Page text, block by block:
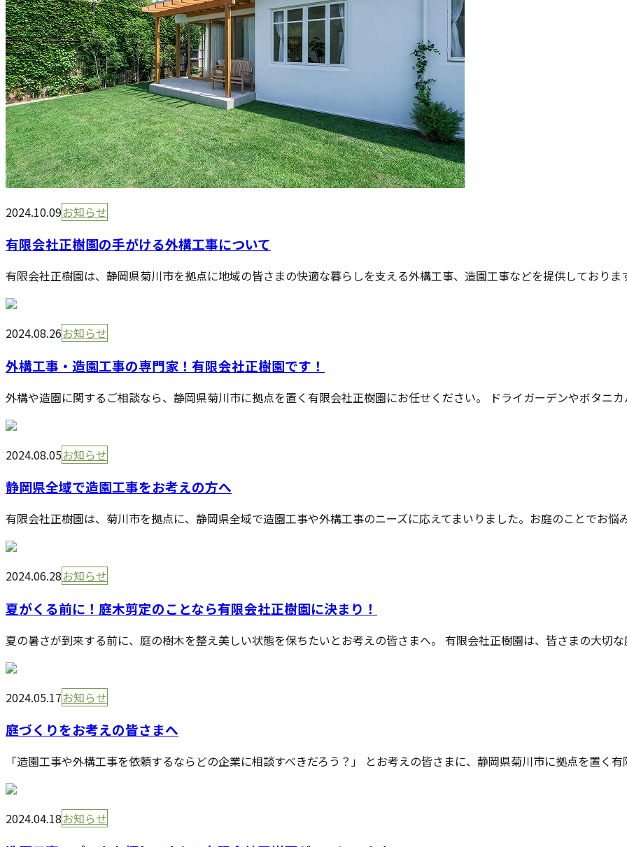
2024.10.09お知らせ
有限会社正樹園の手がける外構工事について
有限会社正樹園は、静岡県菊川市を拠点に地域の皆さまの快適な暮らしを支える外構工事、造園工事などを提供しておりま
2024.08.26お知らせ
外構工事・造園工事の専門家！有限会社正樹園です！
外構や造園に関するご相談なら、静岡県菊川市に拠点を置く有限会社正樹園にお任せください。 ドライガーデンやボタニ
2024.08.05お知らせ
静岡県全域で造園工事をお考えの方へ
有限会社正樹園は、菊川市を拠点に、静岡県全域で造園工事や外構工事のニーズに応えてまいりました。お庭のことでお悩
2024.06.28お知らせ
夏がくる前に！庭木剪定のことなら有限会社正樹園に決まり！
夏の暑さが到来する前に、庭の樹木を整え美しい状態を保ちたいとお考えの皆さまへ。 有限会社正樹園は、皆さまの大切
2024.05.17お知らせ
庭づくりをお考えの皆さまへ
「造園工事や外構工事を依頼するならどの企業に相談すべきだろう？」 とお考えの皆さまに、静岡県菊川市に拠点を置く
2024.04.18お知らせ